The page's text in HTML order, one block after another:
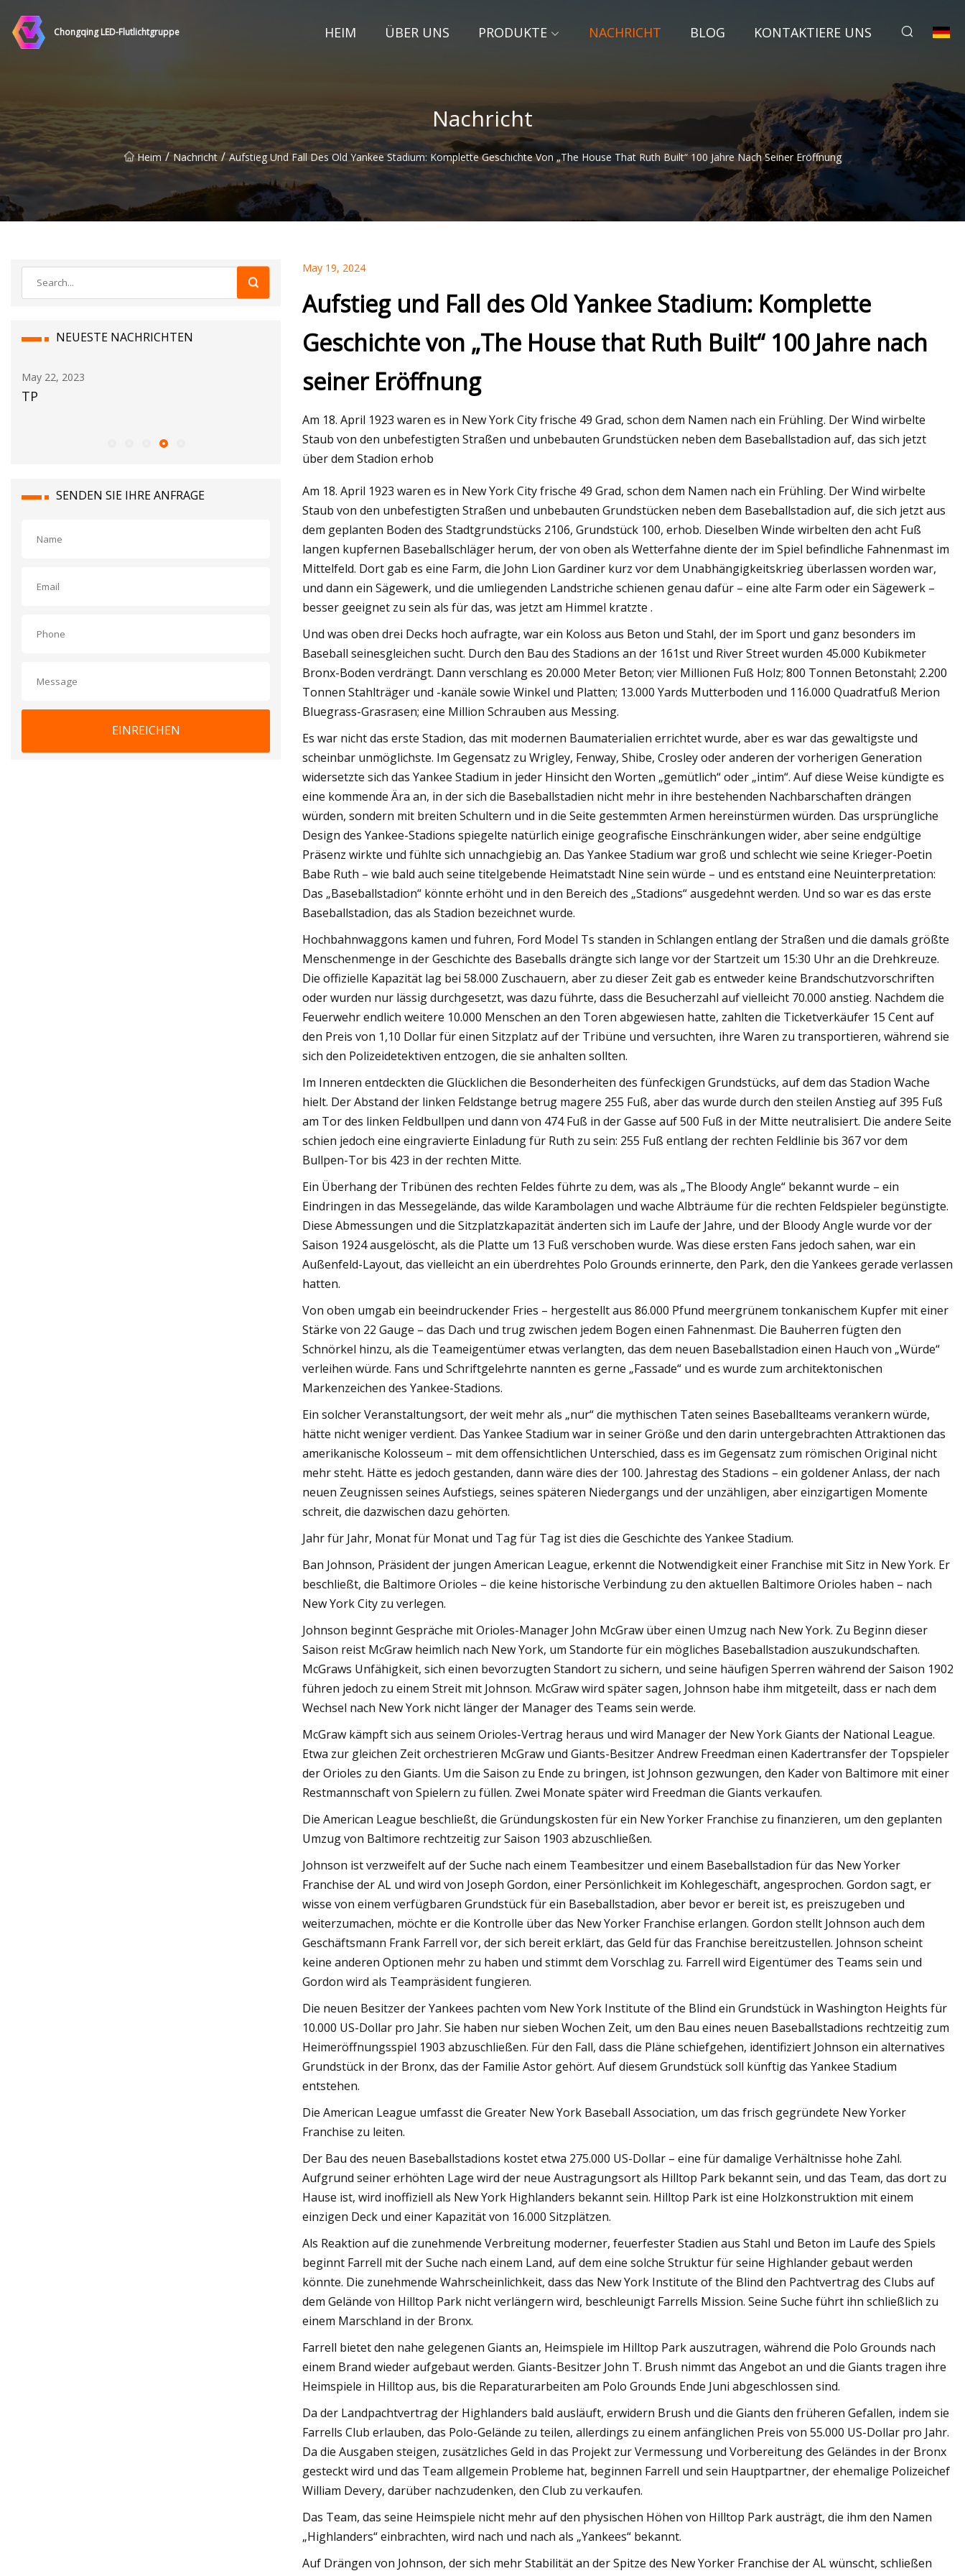
Chongqing LED-Flutlichtgruppe HEIM ÜBER UNS PRODUKTE NACHRICHT BLOG KONTAKTIERE UNS
Nachricht
Heim / Nachricht / Aufstieg Und Fall Des Old Yankee Stadium: Komplette Geschichte Von „The House That Ruth Built“ 100 Jahre Nach Seiner Eröffnung
NEUESTE NACHRICHTEN
May 24, 2023
Al und Amelia: ein Fischer, ein Tag und
May 16, 2023
Testbericht zum Lenovo Slim 9i
SENDEN SIE IHRE ANFRAGE
EINREICHEN
May 19, 2024
Aufstieg und Fall des Old Yankee Stadium: Komplette
Geschichte von „The House that Ruth Built“ 100 Jahre nach
seiner Eröffnung
Am 18. April 1923 waren es in New York City frische 49 Grad, schon dem Namen nach ein Frühling. Der Wind wirbelte
Staub von den unbefestigten Straßen und unbebauten Grundstücken neben dem Baseballstadion auf, das sich jetzt
über dem Stadion erhob
Am 18. April 1923 waren es in New York City frische 49 Grad, schon dem Namen nach ein Frühling. Der Wind wirbelte
Staub von den unbefestigten Straßen und unbebauten Grundstücken neben dem Baseballstadion auf, die sich jetzt aus
dem geplanten Boden des Stadtgrundstücks 2106, Grundstück 100, erhob. Dieselben Winde wirbelten den acht Fuß
langen kupfernen Baseballschläger herum, der von oben als Wetterfahne diente der im Spiel befindliche Fahnenmast im
Mittelfeld. Dort gab es eine Farm, die John Lion Gardiner kurz vor dem Unabhängigkeitskrieg überlassen worden war,
und dann ein Sägewerk, und die umliegenden Landstriche schienen genau dafür – eine alte Farm oder ein Sägewerk –
besser geeignet zu sein als für das, was jetzt am Himmel kratzte .
Und was oben drei Decks hoch aufragte, war ein Koloss aus Beton und Stahl, der im Sport und ganz besonders im
Baseball seinesgleichen sucht. Durch den Bau des Stadions an der 161st und River Street wurden 45.000 Kubikmeter
Bronx-Boden verdrängt. Dann verschlang es 20.000 Meter Beton; vier Millionen Fuß Holz; 800 Tonnen Betonstahl; 2.200
Tonnen Stahlträger und -kanäle sowie Winkel und Platten; 13.000 Yards Mutterboden und 116.000 Quadratfuß Merion
Bluegrass-Grasrasen; eine Million Schrauben aus Messing.
Es war nicht das erste Stadion, das mit modernen Baumaterialien errichtet wurde, aber es war das gewaltigste und
scheinbar unmöglichste. Im Gegensatz zu Wrigley, Fenway, Shibe, Crosley oder anderen der vorherigen Generation
widersetzte sich das Yankee Stadium in jeder Hinsicht den Worten „gemütlich“ oder „intim“. Auf diese Weise kündigte es
eine kommende Ära an, in der sich die Baseballstadien nicht mehr in ihre bestehenden Nachbarschaften drängen
würden, sondern mit breiten Schultern und in die Seite gestemmten Armen hereinstürmen würden. Das ursprüngliche
Design des Yankee-Stadions spiegelte natürlich einige geografische Einschränkungen wider, aber seine endgültige
Präsenz wirkte und fühlte sich unnachgiebig an. Das Yankee Stadium war groß und schlecht wie seine Krieger-Poetin
Babe Ruth – wie bald auch seine titelgebende Heimatstadt Nine sein würde – und es entstand eine Neuinterpretation:
Das „Baseballstadion“ könnte erhöht und in den Bereich des „Stadions“ ausgedehnt werden. Und so war es das erste
Baseballstadion, das als Stadion bezeichnet wurde.
Hochbahnwaggons kamen und fuhren, Ford Model Ts standen in Schlangen entlang der Straßen und die damals größte
Menschenmenge in der Geschichte des Baseballs drängte sich lange vor der Startzeit um 15:30 Uhr an die Drehkreuze.
Die offizielle Kapazität lag bei 58.000 Zuschauern, aber zu dieser Zeit gab es entweder keine Brandschutzvorschriften
oder wurden nur lässig durchgesetzt, was dazu führte, dass die Besucherzahl auf vielleicht 70.000 anstieg. Nachdem die
Feuerwehr endlich weitere 10.000 Menschen an den Toren abgewiesen hatte, zahlten die Ticketverkäufer 15 Cent auf
den Preis von 1,10 Dollar für einen Sitzplatz auf der Tribüne und versuchten, ihre Waren zu transportieren, während sie
sich den Polizeidetektiven entzogen, die sie anhalten sollten.
Im Inneren entdeckten die Glücklichen die Besonderheiten des fünfeckigen Grundstücks, auf dem das Stadion Wache
hielt. Der Abstand der linken Feldstange betrug magere 255 Fuß, aber das wurde durch den steilen Anstieg auf 395 Fuß
am Tor des linken Feldbullpen und dann von 474 Fuß in der Gasse auf 500 Fuß in der Mitte neutralisiert. Die andere Seite
schien jedoch eine eingravierte Einladung für Ruth zu sein: 255 Fuß entlang der rechten Feldlinie bis 367 vor dem
Bullpen-Tor bis 423 in der rechten Mitte.
Ein Überhang der Tribünen des rechten Feldes führte zu dem, was als „The Bloody Angle“ bekannt wurde – ein
Eindringen in das Messegelände, das wilde Karambolagen und wache Albträume für die rechten Feldspieler begünstigte.
Diese Abmessungen und die Sitzplatzkapazität änderten sich im Laufe der Jahre, und der Bloody Angle wurde vor der
Saison 1924 ausgelöscht, als die Platte um 13 Fuß verschoben wurde. Was diese ersten Fans jedoch sahen, war ein
Außenfeld-Layout, das vielleicht an ein überdrehtes Polo Grounds erinnerte, den Park, den die Yankees gerade verlassen
hatten.
Von oben umgab ein beeindruckender Fries – hergestellt aus 86.000 Pfund meergrünem tonkanischem Kupfer mit einer
Stärke von 22 Gauge – das Dach und trug zwischen jedem Bogen einen Fahnenmast. Die Bauherren fügten den
Schnörkel hinzu, als die Teameigentümer etwas verlangten, das dem neuen Baseballstadion einen Hauch von „Würde“
verleihen würde. Fans und Schriftgelehrte nannten es gerne „Fassade“ und es wurde zum architektonischen
Markenzeichen des Yankee-Stadions.
Ein solcher Veranstaltungsort, der weit mehr als „nur“ die mythischen Taten seines Baseballteams verankern würde,
hätte nicht weniger verdient. Das Yankee Stadium war in seiner Größe und den darin untergebrachten Attraktionen das
amerikanische Kolosseum – mit dem offensichtlichen Unterschied, dass es im Gegensatz zum römischen Original nicht
mehr steht. Hätte es jedoch gestanden, dann wäre dies der 100. Jahrestag des Stadions – ein goldener Anlass, der nach
neuen Zeugnissen seines Aufstiegs, seines späteren Niedergangs und der unzähligen, aber einzigartigen Momente
schreit, die dazwischen dazu gehörten.
Jahr für Jahr, Monat für Monat und Tag für Tag ist dies die Geschichte des Yankee Stadium.
Ban Johnson, Präsident der jungen American League, erkennt die Notwendigkeit einer Franchise mit Sitz in New York. Er
beschließt, die Baltimore Orioles – die keine historische Verbindung zu den aktuellen Baltimore Orioles haben – nach
New York City zu verlegen.
Johnson beginnt Gespräche mit Orioles-Manager John McGraw über einen Umzug nach New York. Zu Beginn dieser
Saison reist McGraw heimlich nach New York, um Standorte für ein mögliches Baseballstadion auszukundschaften.
McGraws Unfähigkeit, sich einen bevorzugten Standort zu sichern, und seine häufigen Sperren während der Saison 1902
führen jedoch zu einem Streit mit Johnson. McGraw wird später sagen, Johnson habe ihm mitgeteilt, dass er nach dem
Wechsel nach New York nicht länger der Manager des Teams sein werde.
McGraw kämpft sich aus seinem Orioles-Vertrag heraus und wird Manager der New York Giants der National League.
Etwa zur gleichen Zeit orchestrieren McGraw und Giants-Besitzer Andrew Freedman einen Kadertransfer der Topspieler
der Orioles zu den Giants. Um die Saison zu Ende zu bringen, ist Johnson gezwungen, den Kader von Baltimore mit einer
Restmannschaft von Spielern zu füllen. Zwei Monate später wird Freedman die Giants verkaufen.
Die American League beschließt, die Gründungskosten für ein New Yorker Franchise zu finanzieren, um den geplanten
Umzug von Baltimore rechtzeitig zur Saison 1903 abzuschließen.
Johnson ist verzweifelt auf der Suche nach einem Teambesitzer und einem Baseballstadion für das New Yorker
Franchise der AL und wird von Joseph Gordon, einer Persönlichkeit im Kohlegeschäft, angesprochen. Gordon sagt, er
wisse von einem verfügbaren Grundstück für ein Baseballstadion, aber bevor er bereit ist, es preiszugeben und
weiterzumachen, möchte er die Kontrolle über das New Yorker Franchise erlangen. Gordon stellt Johnson auch dem
Geschäftsmann Frank Farrell vor, der sich bereit erklärt, das Geld für das Franchise bereitzustellen. Johnson scheint
keine anderen Optionen mehr zu haben und stimmt dem Vorschlag zu. Farrell wird Eigentümer des Teams sein und
Gordon wird als Teampräsident fungieren.
Die neuen Besitzer der Yankees pachten vom New York Institute of the Blind ein Grundstück in Washington Heights für
10.000 US-Dollar pro Jahr. Sie haben nur sieben Wochen Zeit, um den Bau eines neuen Baseballstadions rechtzeitig zum
Heimeröffnungsspiel 1903 abzuschließen. Für den Fall, dass die Pläne schiefgehen, identifiziert Johnson ein alternatives
Grundstück in der Bronx, das der Familie Astor gehört. Auf diesem Grundstück soll künftig das Yankee Stadium
entstehen.
Die American League umfasst die Greater New York Baseball Association, um das frisch gegründete New Yorker
Franchise zu leiten.
Der Bau des neuen Baseballstadions kostet etwa 275.000 US-Dollar – eine für damalige Verhältnisse hohe Zahl.
Aufgrund seiner erhöhten Lage wird der neue Austragungsort als Hilltop Park bekannt sein, und das Team, das dort zu
Hause ist, wird inoffiziell als New York Highlanders bekannt sein. Hilltop Park ist eine Holzkonstruktion mit einem
einzigen Deck und einer Kapazität von 16.000 Sitzplätzen.
Als Reaktion auf die zunehmende Verbreitung moderner, feuerfester Stadien aus Stahl und Beton im Laufe des Spiels
beginnt Farrell mit der Suche nach einem Land, auf dem eine solche Struktur für seine Highlander gebaut werden
könnte. Die zunehmende Wahrscheinlichkeit, dass das New York Institute of the Blind den Pachtvertrag des Clubs auf
dem Gelände von Hilltop Park nicht verlängern wird, beschleunigt Farrells Mission. Seine Suche führt ihn schließlich zu
einem Marschland in der Bronx.
Farrell bietet den nahe gelegenen Giants an, Heimspiele im Hilltop Park auszutragen, während die Polo Grounds nach
einem Brand wieder aufgebaut werden. Giants-Besitzer John T. Brush nimmt das Angebot an und die Giants tragen ihre
Heimspiele in Hilltop aus, bis die Reparaturarbeiten am Polo Grounds Ende Juni abgeschlossen sind.
Da der Landpachtvertrag der Highlanders bald ausläuft, erwidern Brush und die Giants den früheren Gefallen, indem sie
Farrells Club erlauben, das Polo-Gelände zu teilen, allerdings zu einem anfänglichen Preis von 55.000 US-Dollar pro Jahr.
Da die Ausgaben steigen, zusätzliches Geld in das Projekt zur Vermessung und Vorbereitung des Geländes in der Bronx
gesteckt wird und das Team allgemein Probleme hat, beginnen Farrell und sein Hauptpartner, der ehemalige Polizeichef
William Devery, darüber nachzudenken, den Club zu verkaufen.
Das Team, das seine Heimspiele nicht mehr auf den physischen Höhen von Hilltop Park austrägt, die ihm den Namen
„Highlanders“ einbrachten, wird nach und nach als „Yankees“ bekannt.
Auf Drängen von Johnson, der sich mehr Stabilität an der Spitze des New Yorker Franchise der AL wünscht, schließen